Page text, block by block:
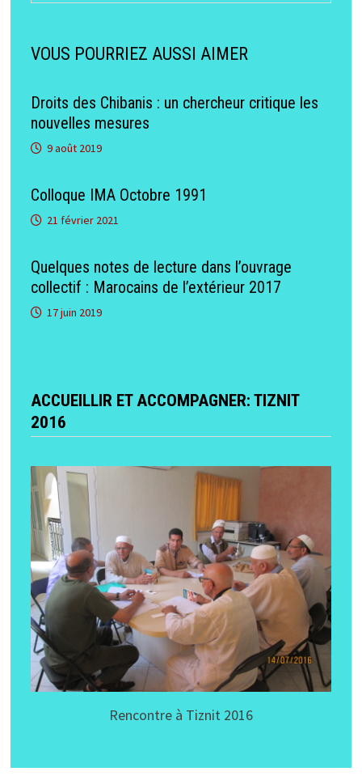
VOUS POURRIEZ AUSSI AIMER
Droits des Chibanis : un chercheur critique les
nouvelles mesures
9 août 2019
Colloque IMA Octobre 1991
21 février 2021
Quelques notes de lecture dans l’ouvrage
collectif : Marocains de l’extérieur 2017
17 juin 2019
ACCUEILLIR ET ACCOMPAGNER: TIZNIT
2016
Rencontre à Tiznit 2016